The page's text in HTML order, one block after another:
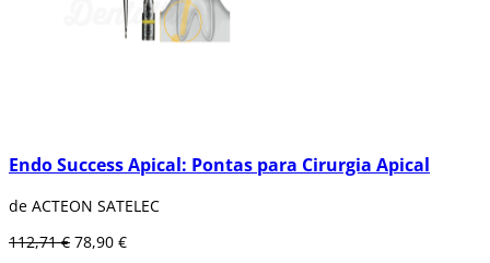
Endo Success Apical: Pontas para Cirurgia Apical
de ACTEON SATELEC
112,71 € 78,90 €